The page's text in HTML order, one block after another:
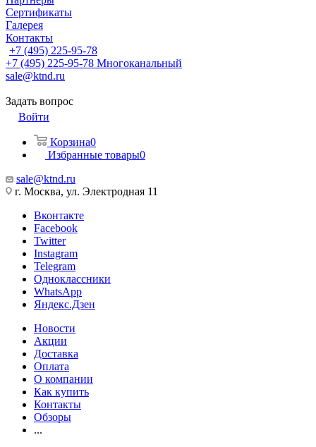
Сертификаты
Галерея
Контакты
+7 (495) 225-95-78
+7 (495) 225-95-78 Многоканальный
sale@ktnd.ru
Задать вопрос
Войти
Корзина0
Избранные товары0
sale@ktnd.ru
г. Москва, ул. Электродная 11
Вконтакте
Facebook
Twitter
Instagram
Telegram
Одноклассники
WhatsApp
Яндекс.Дзен
Новости
Акции
Доставка
Оплата
О компании
Как купить
Контакты
Обзоры
...